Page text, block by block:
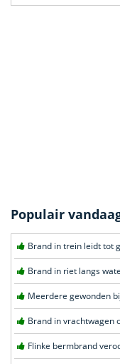
Populair
Brand in vrachtwagen